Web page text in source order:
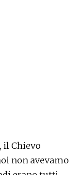
il Chievo
non avevamo